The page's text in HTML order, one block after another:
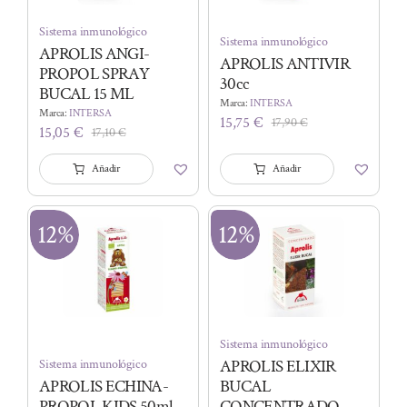
Sistema inmunológico
APROLIS ANGI-
PROPOL SPRAY
BUCAL 15 ML
Marca:INTERSA
17,10€El
precio
original
era:
15,05 €
El
precio
actual
es:
Añadir
Sistema inmunológico
APROLIS ANTIVIR
30cc
Marca:INTERSA
17,90€El
precio
original
era:
17,90 €.
15,75 €
El
precio
actual
es:
15,75 €.
Añadir
12%
Sistema inmunológico
APROLIS ECHINA-
12%
Sistema inmunológico
APROLIS ELIXIR
BUCAL